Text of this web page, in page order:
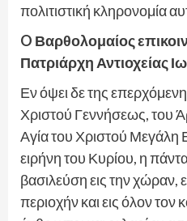
πολιτιστική κληρονομία
O Βαρθολομαίος
Πατριάρχη Αντιοχείας
Εν όψει δε της
Χριστού Γεννήσεως, του
Αγία του Χριστού Μεγάλη
ειρήνη του Κυρίου, η
βασιλεύση εις την χώραν,
περιοχήν και εις όλον τον